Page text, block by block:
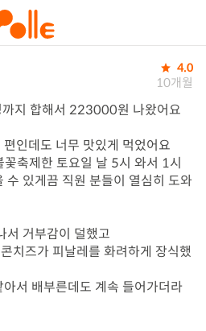
4.0
10개월
지 합해서 223000원 나왔어요
인데도 너무 맛있게 먹었어요
축제한 토요일 날 5시 와서 1시
수 있게끔 직원 분들이 열심히 도와
서 거부감이 덜했고
치즈가 피날레를 화려하게 장식했
서 배부른데도 계속 들어가더라